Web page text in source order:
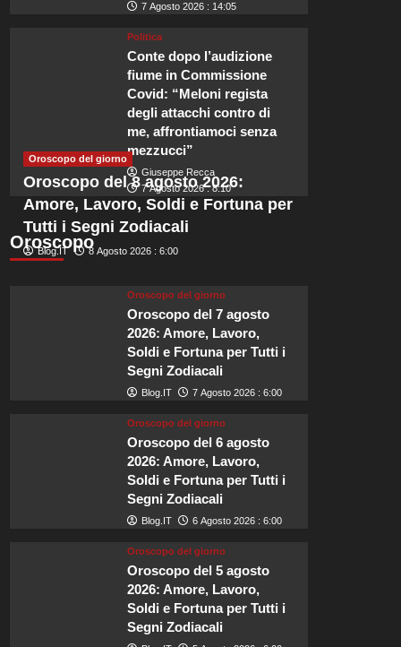
illuminerà i cieli
7 Agosto 2026 : 23:50
Il 2026 rappresenta un anno straordinario per gli eventi astronomici.
ha inviato un audace...
di
più
su
Lo
spettacolare
sciame
di
7 Agosto 2026 : 14:05
Politica
Conte dopo l’audizione
fiume in Commissione
Covid: “Meloni regista
degli attacchi contro di
me, affrontiamoci senza
mezzucci”
Giuseppe Recca
7 Agosto 2026 : 8:10
Oroscopo
Oroscopo del giorno
Oroscopo del 8 agosto 2026:
Amore, Lavoro, Soldi e Fortuna per
Tutti i Segni Zodiacali
Blog.IT 8 Agosto 2026 : 6:00
Oroscopo del giorno
Oroscopo del 7 agosto
2026: Amore, Lavoro,
Soldi e Fortuna per Tutti i
Segni Zodiacali
Blog.IT 7 Agosto 2026 : 6:00
Oroscopo del giorno
Oroscopo del 6 agosto
2026: Amore, Lavoro,
Soldi e Fortuna per Tutti i
Segni Zodiacali
Blog.IT 6 Agosto 2026 : 6:00
Oroscopo del giorno
Oroscopo del 5 agosto
2026: Amore, Lavoro,
Soldi e Fortuna per Tutti i
Segni Zodiacali